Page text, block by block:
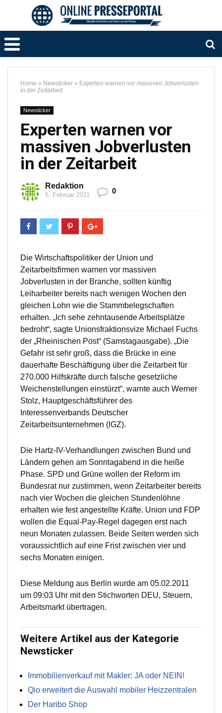
Home » Newsticker » Experten warnen vor massiven Jobverlusten
in der Zeitarbeit
Newsticker
Experten warnen vor
massiven Jobverlusten
in der Zeitarbeit
Redaktion
5. Februar 2011 0
Die Wirtschaftspolitiker der Union und
Zeitarbeitsfirmen warnen vor massiven
Jobverlusten in der Branche, sollten künftig
Leiharbeiter bereits nach wenigen Wochen den
gleichen Lohn wie die Stammbelegschaften
erhalten. „Ich sehe zehntausende Arbeitsplätze
bedroht“, sagte Unionsfraktionsvize Michael Fuchs
der „Rheinischen Post“ (Samstagausgabe). „Die
Gefahr ist sehr groß, dass die Brücke in eine
dauerhafte Beschäftigung über die Zeitarbeit für
270.000 Hilfskräfte durch falsche gesetzliche
Weichenstellungen einstürzt“, warnte auch Werner
Stolz, Hauptgeschäftsführer des
Interessenverbands Deutscher
Zeitarbeitsunternehmen (IGZ).
Die Hartz-IV-Verhandlungen zwischen Bund und
Ländern gehen am Sonntagabend in die heiße
Phase. SPD und Grüne wollen der Reform im
Bundesrat nur zustimmen, wenn Zeitarbeiter bereits
nach vier Wochen die gleichen Stundenlöhne
erhalten wie fest angestellte Kräfte. Union und FDP
wollen die Equal-Pay-Regel dagegen erst nach
neun Monaten zulassen. Beide Seiten werden sich
voraussichtlich auf eine Frist zwischen vier und
sechs Monaten einigen.
Diese Meldung aus Berlin wurde am 05.02.2011
um 09:03 Uhr mit den Stichworten DEU, Steuern,
Arbeitsmarkt übertragen.
Weitere Artikel aus der Kategorie
Newsticker
Immobilienverkauf mit Makler: JA oder NEIN!
Qio erweitert die Auswahl mobiler Heizzentralen
Der Haribo Shop